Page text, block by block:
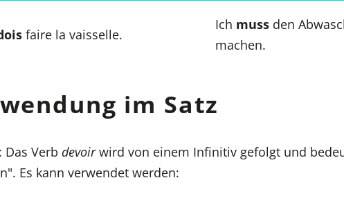
faire la vaisselle.
Ich mussden
machen.
im Satz
Das Verb devoirwird von einem Infinitiv gefolgt und
Es kann verwendet werden: